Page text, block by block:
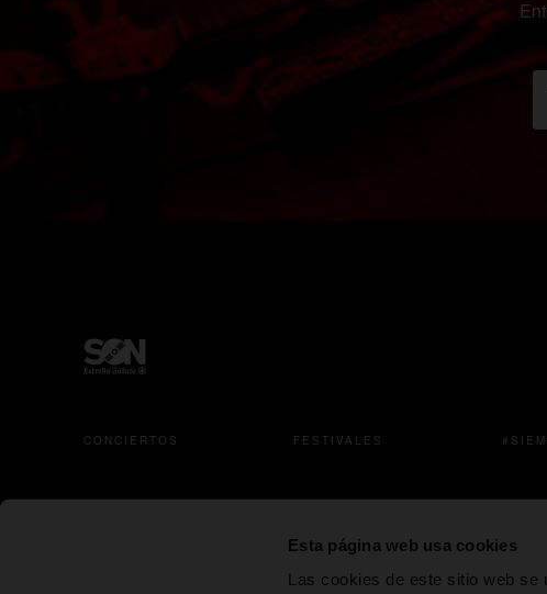
Esta página web usa cookies
Las cookies de este sitio web se
CONCIERTOS FESTIVALES
se abre en una pestaña nuevase abre en una pestaña nueva
se abre